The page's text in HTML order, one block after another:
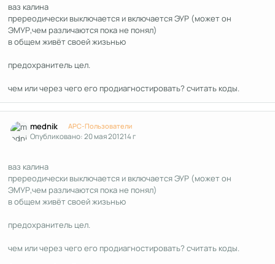
ваз калина
пререодически выключается и включается ЭУР (может он
ЭМУР,чем различаются пока не понял)
в общем живёт своей жизьнью
предохранитель цел.
чем или через чего его продиагностировать? считать коды.
mednik APC-Пользователи
Опубликовано:20 мая 201214 г
ваз калина
пререодически выключается и включается ЭУР (может он
ЭМУР,чем различаются пока не понял)
в общем живёт своей жизьнью
предохранитель цел.
чем или через чего его продиагностировать? считать коды.